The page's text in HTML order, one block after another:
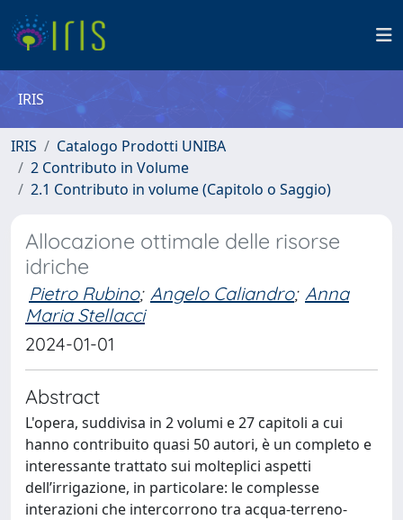
IRIS
IRIS
Catalogo Prodotti UNIBA
2 Contributo in Volume
2.1 Contributo in volume (Capitolo o Saggio)
Allocazione ottimale delle risorse
idriche
Pietro Rubino; Angelo Caliandro; Anna
Maria Stellacci
2024-01-01
Abstract
L'opera, suddivisa in 2 volumi e 27 capitoli a cui
hanno contribuito quasi 50 autori, è un completo e
interessante trattato sui molteplici aspetti
dell’irrigazione, in particolare: le complesse
interazioni che intercorrono tra acqua-terreno-